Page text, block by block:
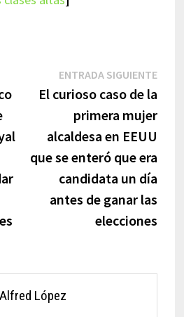
ENTRADA SIGUIENTE
El curioso caso de la
primera mujer
alcaldesa en EEUU
que se enteró que era
candidata un día
antes de ganar las
elecciones
Alfred López